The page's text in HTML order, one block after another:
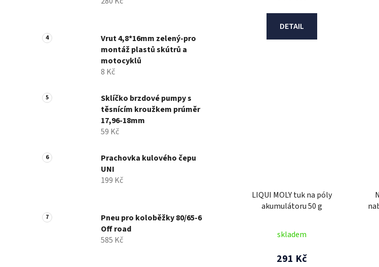
Vrut 4,8*16mm zelený-pro
montáž plastů skútrů a
motocyklů
8 Kč
Sklíčko brzdové pumpy s
těsnícím kroužkem prúměr
17,96-18mm
59 Kč
Prachovka kulového čepu
UNI
199 Kč
Pneu pro koloběžky 80/65-6
Off road
585 Kč
DETAIL
LIQUI MOLY tuk na póly
akumulátoru 50 g
skladem
291 Kč